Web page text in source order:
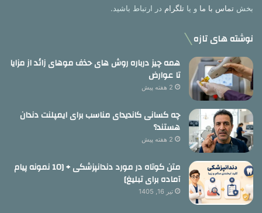
بخش تماس با ما و یا تلگرام در ارتباط باشید.
نوشته های تازه
همه چیز درباره روش های حذف موهای زائد از مزایا
تا عوارض
2 هفته پیش
چه کسانی کاندیدای مناسب برای ایمپلنت دندان
هستند؟
2 هفته پیش
متن کوتاه در مورد دندانپزشکی + [10 نمونه پیام
آماده برای تبلیغ]
تیر 16, 1405